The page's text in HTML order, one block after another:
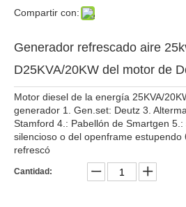
Compartir con:
Generador refrescado aire
D25KVA/20KW del motor de
Motor diesel de la energía 25KVA/
generador 1. Gen.set: Deutz 3.
Stamford 4.: Pabellón de Smartgen
silencioso o del openframe estupendo
refrescó
Cantidad: